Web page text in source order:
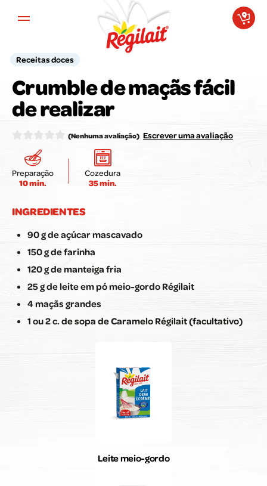
Receitas doces
Crumble de maçãs fácil
de realizar
(Nenhuma avaliação) Escrever uma avaliação
A sua opinião é importante para
Preparação
10 min.
Cozedura
35 min.
INGREDIENTES
90 g de açúcar mascavado
150 g de farinha
120 g de manteiga fria
25 g de leite em pó meio-gordo Régilait
4 maçãs grandes
1 ou 2 c. de sopa de Caramelo Régilait (facultativo)
Leite meio-gordo